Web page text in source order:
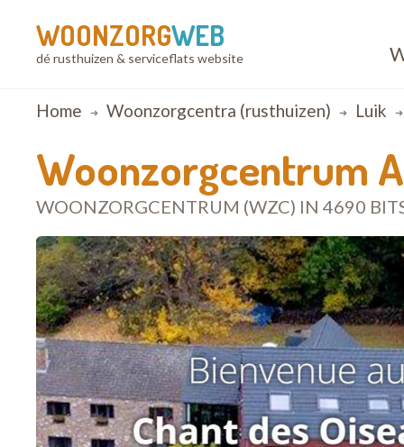
WOONZORGWEB
dé rusthuizen & serviceflats website
Breadcrumb
Home Woonzorgcentra (rusthuizen) Luik
Woonzorgcentrum
WOONZORGCENTRUM (WZC) IN 4690